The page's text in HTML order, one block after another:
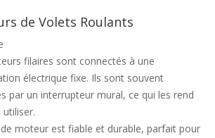
de Volets Roulants
filaires sont connectés à une
électrique fixe. Ils sont souvent
par un interrupteur mural, ce qui les rend
utiliser.
moteur est fiable et durable, parfait pour